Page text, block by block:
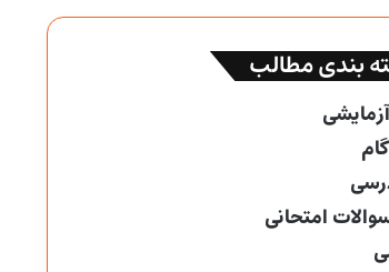
بندی مطالب
امتحانی